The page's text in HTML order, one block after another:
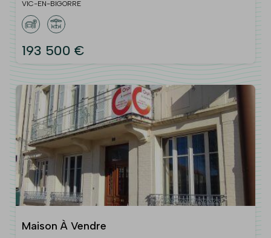
VIC-EN-BIGORRE
193 500 €
Maison À Vendre